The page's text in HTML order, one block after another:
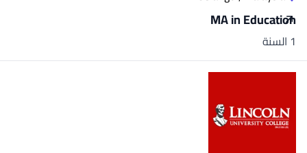
MA in Education
1 السنة